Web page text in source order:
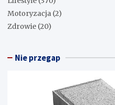
Motoryzacja (2)
Zdrowie (20)
Nie przegap